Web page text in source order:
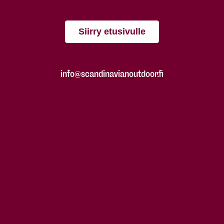
Siirry etusivulle
info@scandinavianoutdoor.fi